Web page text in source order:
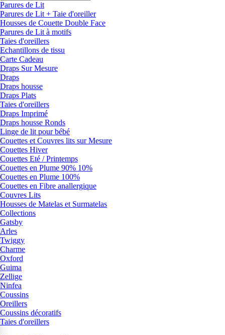
Parures de Lit
Parures de Lit + Taie d'oreiller
Housses de Couette Double Face
Parures de Lit à motifs
Taies d'oreillers
Echantillons de tissu
Carte Cadeau
Draps Sur Mesure
Draps
Draps housse
Draps Plats
Taies d'oreillers
Draps Imprimé
Draps housse Ronds
Linge de lit pour bébé
Couettes et Couvres lits sur Mesure
Couettes Hiver
Couettes Eté / Printemps
Couettes en Plume 90% 10%
Couettes en Plume 100%
Couettes en Fibre anallergique
Couvres Lits
Housses de Matelas et Surmatelas
Collections
Gatsby
Arles
Twiggy
Charme
Oxford
Guima
Zellige
Ninfea
Coussins
Oreillers
Coussins décoratifs
Taies d'oreillers